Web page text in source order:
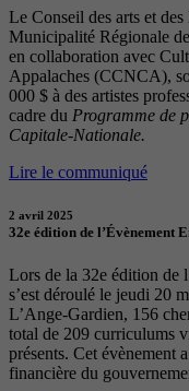
Le Conseil des arts et
Municipalité Régionale
en collaboration avec
Appalaches (CCNCA),
000 $ à des artistes
cadre du Programme de
Capitale-Nationale.
Lire le communiqué
2 avril 2025
32e édition de l’Évènement
Lors de la 32e édition de
s’est déroulé le jeudi 20
L’Ange-Gardien, 156
total de 209 curriculums
présents. Cet évènement
financière du